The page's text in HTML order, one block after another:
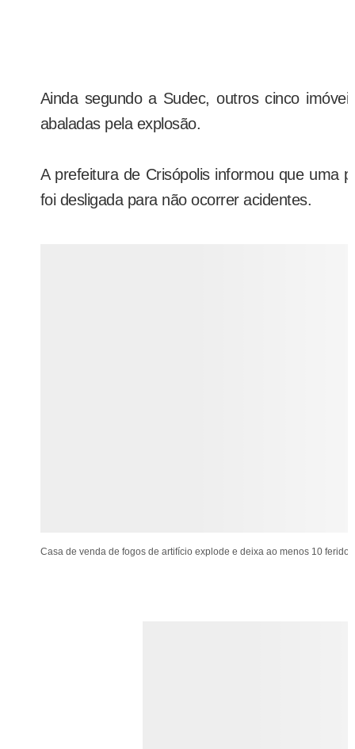
Ainda segundo a Sudec, outros cinco
abaladas pela explosão.
A prefeitura de Crisópolis informou que uma
foi desligada para não ocorrer acidentes.
Casa de venda de fogos de artifício explode e deixa ao menos 10